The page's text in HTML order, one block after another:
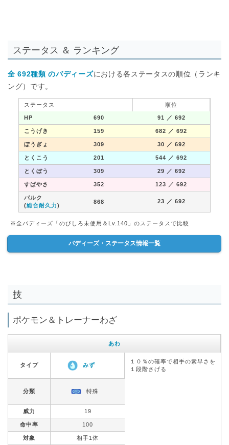
ステータス ＆ ランキング
全 692種類 のバディーズにおける各ステータスの順位（ランキ
ング）です。
ステータス 順位
HP 690 91 ／ 692
こうげき 159 682 ／ 692
ぼうぎょ 309 30 ／ 692
とくこう 201 544 ／ 692
とくぼう 309 29 ／ 692
すばやさ 352 123 ／ 692
バルク
(総合耐久力)
868 23 ／ 692
※全バディーズ「のびしろ未使用＆Lv.140」のステータスで比較
バディーズ・ステータス情報一覧
技
ポケモン＆トレーナーわざ
あわ
タイプ みず
１０％の確率で相手の素早さを
１段階さげる
分類 特殊
威力 19
命中率 100
対象 相手1体